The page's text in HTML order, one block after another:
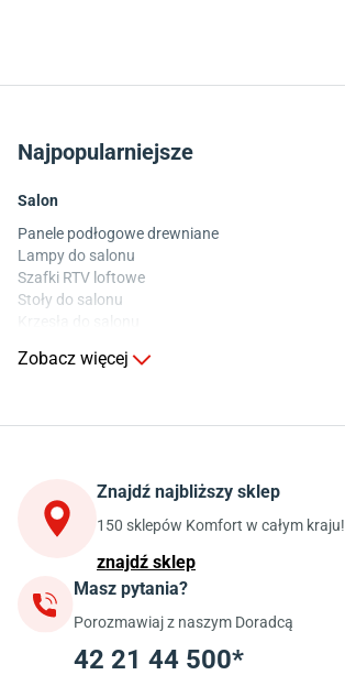
Najpopularniejsze
Salon
Panele podłogowe drewniane
Lampy do salonu
Szafki RTV loftowe
Stoły do salonu
Stoły do kuchni
Szafki kuchenne wiszące (górne)
Szafki pod zlewozmywak
Blaty kuchenne laminowane
Jadalnia
Stoły do jadalni
Krzesła do jadalni
Dywany szare
Zobacz więcej
Znajdź najbliższy sklep
150 sklepów Komfort w całym kraju!
znajdź sklep
Masz pytania?
Porozmawiaj z naszym Doradcą
42 21 44 500*